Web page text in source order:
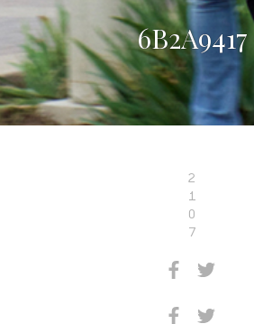
6B2A9417
2
1
0
7